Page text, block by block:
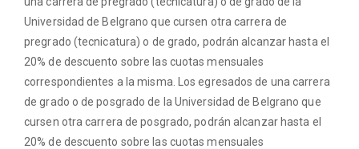
Universidad de Belgrano que cursen otra carrera de
pregrado (tecnicatura) o de grado, podrán alcanzar hasta el
20% de descuento sobre las cuotas mensuales
correspondientes a la misma. Los egresados de una carrera
de grado o de posgrado de la Universidad de Belgrano que
cursen otra carrera de posgrado, podrán alcanzar hasta el
20% de descuento sobre las cuotas mensuales